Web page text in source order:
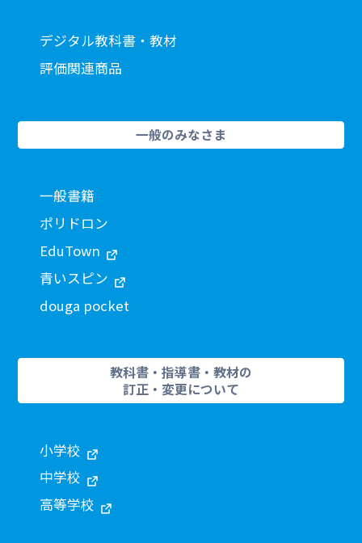
デジタル教科書・教材
評価関連商品
一般のみなさま
一般書籍
ポリドロン
EduTown
青いスピン
douga pocket
教科書・指導書・教材の
訂正・変更について
小学校
中学校
高等学校